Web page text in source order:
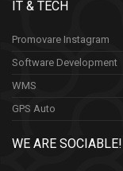
IT & TECH
Promovare Instagram
Software Development
WMS
GPS Auto
WE ARE SOCIABLE!